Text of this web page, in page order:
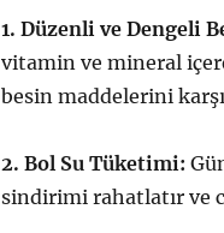
1. Düzenli ve Dengeli
vitamin ve mineral
besin maddelerini
2. Bol Su Tüketimi:
sindirimi rahatlatır ve